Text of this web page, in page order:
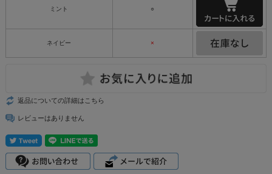
ミント ○
ネイビー ×
返品についての詳細はこちら
レビューはありません